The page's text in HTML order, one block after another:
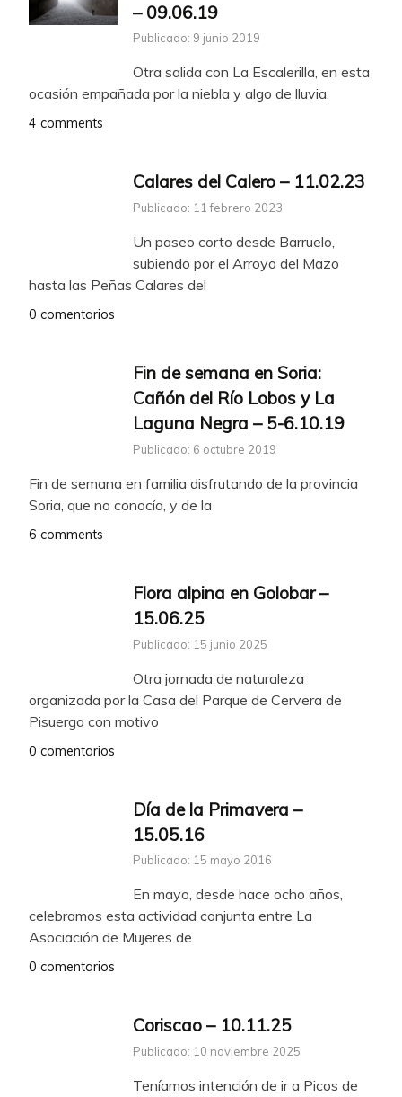
– 09.06.19
Publicado: 9 junio 2019
Otra salida con La Escalerilla, en esta
ocasión empañada por la niebla y algo de lluvia.
4 comments
Calares del Calero – 11.02.23
Publicado: 11 febrero 2023
Un paseo corto desde Barruelo,
subiendo por el Arroyo del Mazo
hasta las Peñas Calares del
0 comentarios
Fin de semana en Soria:
Cañón del Río Lobos y La
Laguna Negra – 5-6.10.19
Publicado: 6 octubre 2019
Fin de semana en familia disfrutando de la provincia
Soria, que no conocía, y de la
6 comments
Flora alpina en Golobar –
15.06.25
Publicado: 15 junio 2025
Otra jornada de naturaleza
organizada por la Casa del Parque de Cervera de
Pisuerga con motivo
0 comentarios
Día de la Primavera –
15.05.16
Publicado: 15 mayo 2016
En mayo, desde hace ocho años,
celebramos esta actividad conjunta entre La
Asociación de Mujeres de
0 comentarios
Coriscao – 10.11.25
Publicado: 10 noviembre 2025
Teníamos intención de ir a Picos de